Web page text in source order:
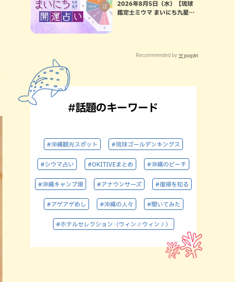
2026年8月5日（水）【琉球
鑑定士ミウマ まいにち九星気
Recommended by
#話題のキーワード
#沖縄観光スポット #琉球ゴールデンキングス
#シウマ占い #OKITIVEまとめ #沖縄のビーチ
#沖縄キャンプ場 #アナウンサーズ #復帰を知る
#アゲアゲめし #沖縄の人々 #聞いてみた
#ホテルセレクション（ウィン♪ウィン♪）